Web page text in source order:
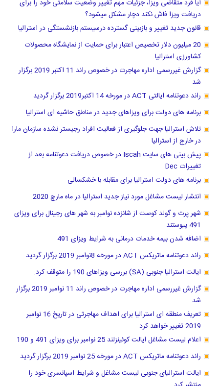
آیا فرد متقاضی ویزا، جزئیات مهم تغییر وضعیت سلامتی خود را برای
دریافت ویزا فاش نکند دچار مشکل میشود؟
قانون جدید تغییر و بازبینی گسترده درسیستم بازنشستگی در استرالیا
20 میلیون دلار تخصیص اعتبار برای حمایت از نمایشگاه محصولات
کشاورزی استرالیا
گزارش غیررسمی اداره مهاجرت در خصوص راند 11 اکتبر 2019 برگزار
شد
راند دعوتنامه ایالتی ACT در مورخه 14 اکتبر2019 برگزار گردید
برنامه های دولت برای ویزاهای جدید در مناطق حاشیه ای استرالیا
تلاش استرالیا جهت جلوگیری از فعالیت افراد رجیستر نشده سازمان مارا
در خارج از استرالیا
پیش بینی های سایت Iscah در خصوص دریافت دعوتنامه بعد از
تغییرات Dec
برنامه های دولت استرالیا برای مقابله با خشکسالی
انتشار لیست مشاغل مورد نیاز جدید استرالیا در ماه مارچ 2020
شهر پرت و گولد کوست از شانزده نوامبر به شهر های رجینال برای ویزای
491 پیوستند
اضافه شدن بیمه خدمات درمانی به شرایط ویزای 491
راند دعوتنامه ماتریکس ACT در مورخه 8نوامبر 2019 برگزار گردید
ایالت استرالیا جنوبی (SA) بررسی ویزاهای 190 را متوقف کرد.
گزارش غیررسمی اداره مهاجرت در خصوص راند 11 نوامبر 2019 برگزار
شد
تعریف منطقه ای استرالیا برای اهداف مهاجرتی در تاریخ 16 نوامبر
2019 تغییر خواهد کرد
اعلام لیست مشاغل ایالت کوئینزلند 25 نوامبر برای ویزای 491 و 190
راند دعوتنامه ماتریکس ACT در مورخه 25 نوامبر 2019 برگزار گردید
ایالت استرالیای جنوبی لیست مشاغل و شرایط اسپانسری خود را
منتشر کرد